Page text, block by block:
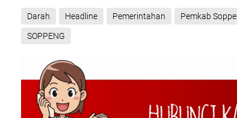
Darah Headline Pemerintahan Pemkab
SOPPENG